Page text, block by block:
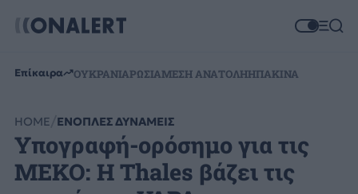
Επίκαιρα ΟΥΚΡΑΝΙΑΡΩΣΙΑΜΕΣΗ ΑΝΑΤΟΛΗΗΠΑΚΙΝΑ
HOME ΕΝΟΠΛΕΣ ΔΥΝΑΜΕΙΣ
Υπογραφή-ορόσημο για τις
MEKO: Η Thales βάζει τις